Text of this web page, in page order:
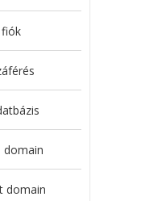
fiók
domain
domain